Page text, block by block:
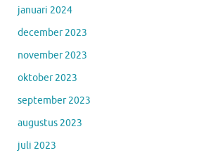
januari 2024
december 2023
november 2023
oktober 2023
september 2023
augustus 2023
juli 2023